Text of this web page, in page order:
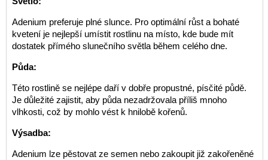
Adenium preferuje plné slunce. Pro optimální růst a bohaté
kvetení je nejlepší umístit rostlinu na místo, kde bude mít
dostatek přímého slunečního světla během celého dne.
Půda:
Této rostlině se nejlépe daří v dobře propustné, písčité půdě.
Je důležité zajistit, aby půda nezadržovala příliš mnoho
vlhkosti, což by mohlo vést k hnilobě kořenů.
Výsadba:
Adenium lze pěstovat ze semen nebo zakoupit již zakořeněné